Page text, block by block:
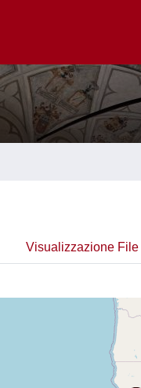
Visualizzazione File